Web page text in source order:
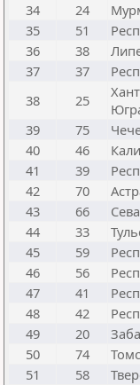
34
24
35
51
36
38
37
37
38
25
39
75
40
46
41
39
42
70
43
66
44
33
45
59
46
56
47
41
48
42
49
20
50
74
51
58